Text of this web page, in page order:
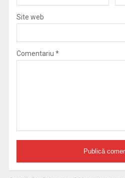
Site web
Comentariu *